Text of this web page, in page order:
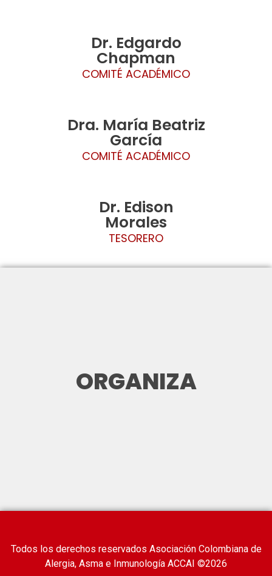
Dr. Edgardo
Chapman
COMITÉ ACADÉMICO
Dra. María Beatriz
García
COMITÉ ACADÉMICO
Dr. Edison
Morales
TESORERO
ORGANIZA
Todos los derechos reservados Asociación Colombiana de
Alergia, Asma e Inmunología ACCAI ©2026